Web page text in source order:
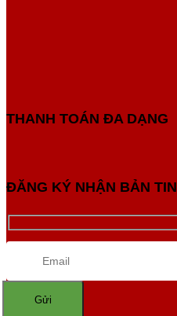
THANH TOÁN ĐA DẠNG
ĐĂNG KÝ NHẬN BẢN TIN